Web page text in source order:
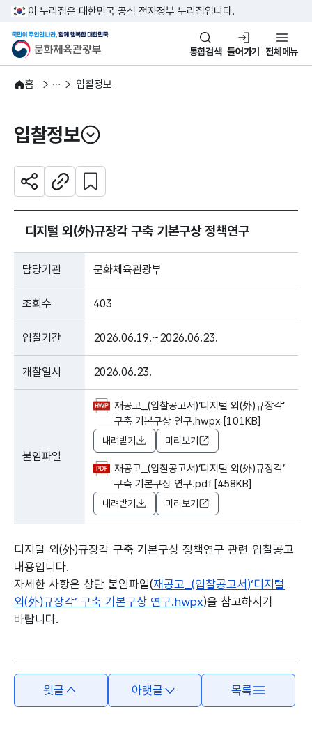
본문 바로가기
주메뉴 바로가기
이 누리집은 대한민국 공식 전자정부 누리집입니다.
문화체육관광부
국민이 주인인 나라, 함께 행복
통합검색 들어가기 전체메뉴
홈
알림·소식
알림 입찰정보
입찰정보
열기
공유하기주소복사
관심 콘텐츠 설정하기
디지털 외(外)규장각 구축 기본구상 정책연구
담당기관 문화체육관광부
조회수 403
입찰기간 2026.06.19.~2026.06.23.
개찰일시 2026.06.23.
붙임파일
재공고_(입찰공고서)‘디지털 외(外)규장각’
구축 기본구상 연구.hwpx [101KB]
내려받기 미리보기
재공고_(입찰공고서)‘디지털 외(外)규장각’
구축 기본구상 연구.pdf [458KB]
내려받기 미리보기
디지털 외(外)규장각 구축 기본구상 정책연구 관련 입찰공고
내용입니다.
자세한 사항은 상단 붙임파일(재공고_(입찰공고서)‘디지털
외(外)규장각’ 구축 기본구상 연구.hwpx)을 참고하시기
바랍니다.
윗글 아랫글 목록